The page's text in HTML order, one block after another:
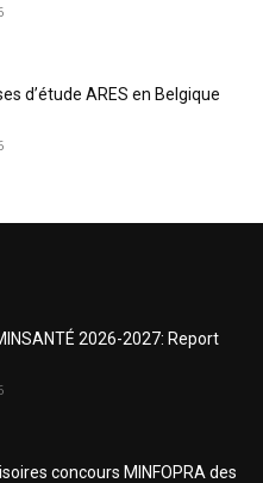
d’étude ARES en Belgique
2026-2027: Report
concours MINFOPRA des